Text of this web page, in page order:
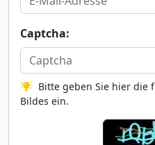
Captcha:
Bitte geben Sie hier die
Bildes ein.